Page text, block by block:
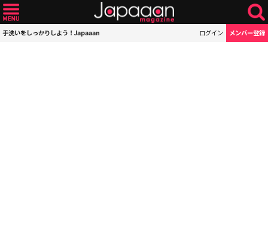
手洗いをしっかりしよう！Japaaan ログイン メンバー登録